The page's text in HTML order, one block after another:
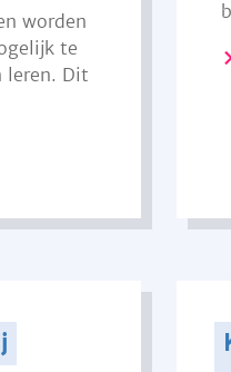
worden
te
leren. Dit